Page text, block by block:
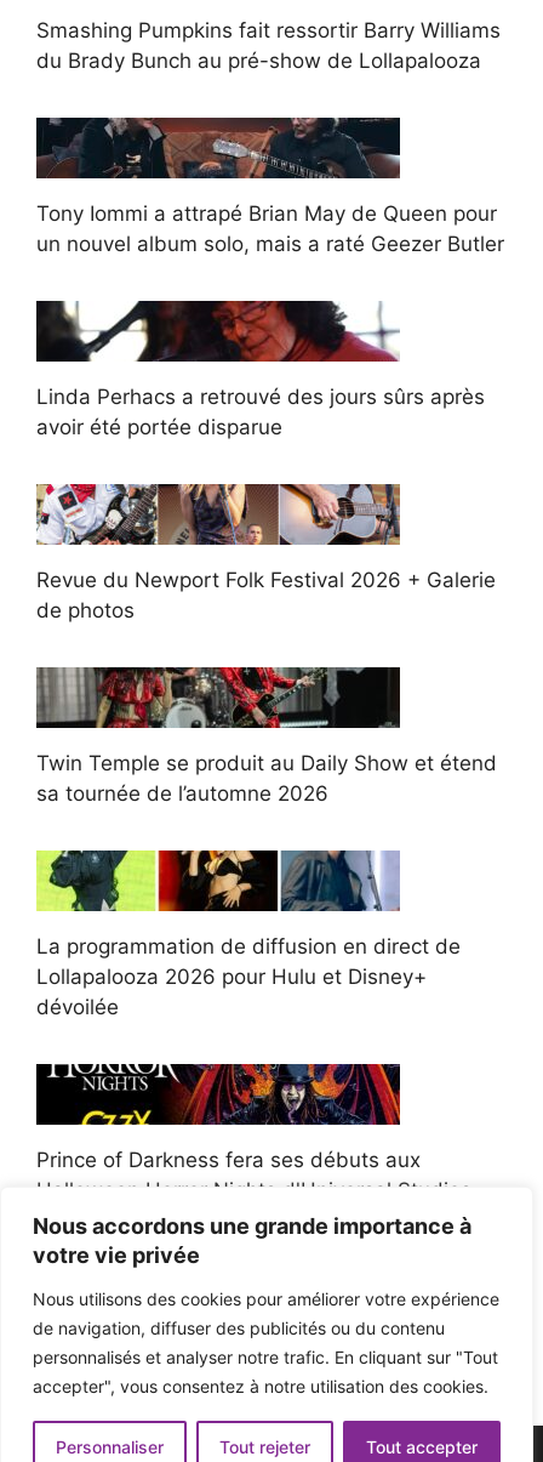
Nous accordons une grande importance à
votre vie privée
Nous utilisons des cookies pour améliorer votre expérience
de navigation, diffuser des publicités ou du contenu
personnalisés et analyser notre trafic. En cliquant sur "Tout
accepter", vous consentez à notre utilisation des cookies.
Personnaliser Tout rejeter Tout accepter
Smashing Pumpkins fait ressortir Barry Williams
du Brady Bunch au pré-show de Lollapalooza
Tony Iommi a attrapé Brian May de Queen pour
un nouvel album solo, mais a raté Geezer Butler
Linda Perhacs a retrouvé des jours sûrs après
avoir été portée disparue
Revue du Newport Folk Festival 2026 + Galerie
de photos
Twin Temple se produit au Daily Show et étend
sa tournée de l’automne 2026
La programmation de diffusion en direct de
Lollapalooza 2026 pour Hulu et Disney+
dévoilée
Prince of Darkness fera ses débuts aux
Halloween Horror Nights d'Universal Studios
Afroman poursuit un policier de l'Ohio après la
victoire du jury en diffamation